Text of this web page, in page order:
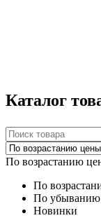
Каталог
По возрастанию
По
По
Новинки